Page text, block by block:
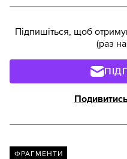
Підпишіться, щоб
(раз
ФРАГМЕНТИ